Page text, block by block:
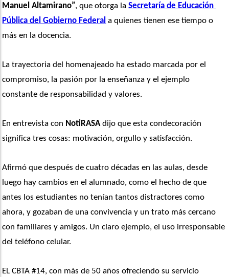
Manuel Altamirano”, que otorga la Secretaría de Educación
Pública del Gobierno Federal a quienes tienen ese tiempo o
más en la docencia.
La trayectoria del homenajeado ha estado marcada por el
compromiso, la pasión por la enseñanza y el ejemplo
constante de responsabilidad y valores.
En entrevista con NotiRASA dijo que esta condecoración
significa tres cosas: motivación, orgullo y satisfacción.
Afirmó que después de cuatro décadas en las aulas, desde
luego hay cambios en el alumnado, como el hecho de que
antes los estudiantes no tenían tantos distractores como
ahora, y gozaban de una convivencia y un trato más cercano
con familiares y amigos. Un claro ejemplo, el uso irresponsable
del teléfono celular.
EL CBTA #14, con más de 50 años ofreciendo su servicio